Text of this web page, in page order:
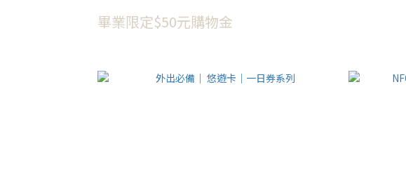
畢業限定$50元購物金